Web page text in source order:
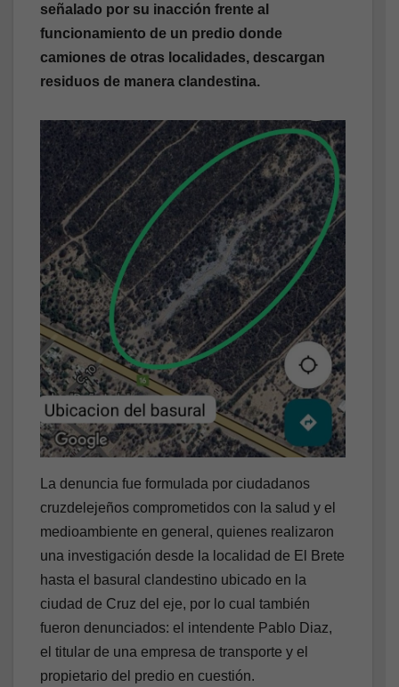
señalado por su inacción frente al
funcionamiento de un predio donde
camiones de otras localidades, descargan
residuos de manera clandestina.
La denuncia fue formulada por ciudadanos
cruzdelejeños comprometidos con la salud y el
medioambiente en general, quienes realizaron
una investigación desde la localidad de El Brete
hasta el basural clandestino ubicado en la
ciudad de Cruz del eje, por lo cual también
fueron denunciados: el intendente Pablo Diaz,
el titular de una empresa de transporte y el
propietario del predio en cuestión.